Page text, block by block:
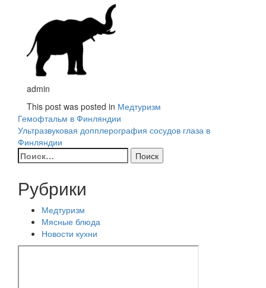
admin
This post was posted in Медтуризм
Навигация
по
записям
Гемофтальм в Финляндии
Ультразвуковая допплерография сосудов глаза в
Финляндии
Найти:
Рубрики
Медтуризм
Мясные блюда
Новости кухни